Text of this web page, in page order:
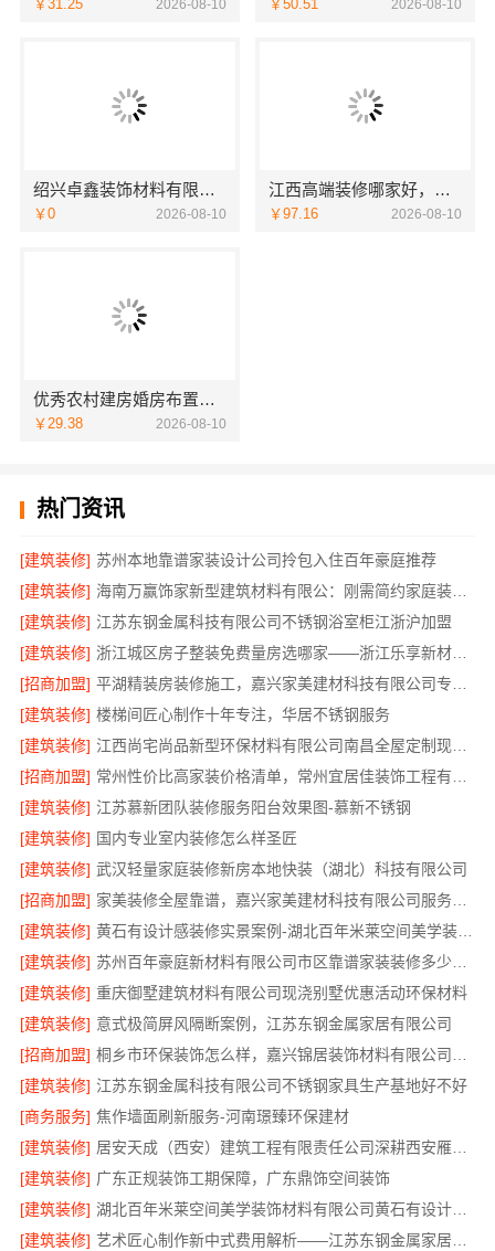
￥31.25 2026-08-10 ￥50.51 2026-08-10
绍兴卓鑫装饰材料有限公司柯桥区自有施工队专业靠谱
￥0 2026-08-10
江西高端装修哪家好，江西圣匠新型环保材料有限公司
￥97.16 2026-08-10
优秀农村建房婚房布置首选中蓝建投北京建设有限公司四川
￥29.38 2026-08-10
热门资讯
[建筑装修] 苏州本地靠谱家装设计公司拎包入住百年豪庭推荐
[建筑装修]
海南万赢饰家新型建筑材料有限公：刚需简约家庭装修工期提速
[建筑装修] 江苏东钢金属科技有限公司不锈钢浴室柜江浙沪加盟
[建筑装修]
浙江城区房子整装免费量房选哪家——浙江乐享新材料有限公司
[招商加盟]
[建筑装修] 楼梯间匠心制作十年专注，华居不锈钢服务
[建筑装修]
江西尚宅尚品新型环保材料有限公司南昌全屋定制现代风格施工队
[招商加盟]
[建筑装修] 江苏慕新团队装修服务阳台效果图-慕新不锈钢
[建筑装修] 国内专业室内装修怎么样圣匠
[建筑装修] 武汉轻量家庭装修新房本地快装（湖北）科技有限公司
[招商加盟]
家美装修全屋靠谱，嘉兴家美建材科技有限公司服务放心
[建筑装修]
黄石有设计感装修实景案例-湖北百年米莱空间美学装饰材料有限公司
[建筑装修]
[建筑装修] 重庆御墅建筑材料有限公司现浇别墅优惠活动环保材料
[建筑装修] 意式极简屏风隔断案例，江苏东钢金属家居有限公司
[招商加盟]
[建筑装修] 江苏东钢金属科技有限公司不锈钢家具生产基地好不好
[商务服务] 焦作墙面刷新服务-河南璟臻环保建材
[建筑装修]
居安天成（西安）建筑工程有限责任公司深耕西安雁塔区一站式家装设计刚需房售后完善
[建筑装修] 广东正规装饰工期保障，广东鼎饰空间装饰
[建筑装修]
湖北百年米莱空间美学装饰材料有限公司黄石有设计感装修实景案例
[建筑装修]